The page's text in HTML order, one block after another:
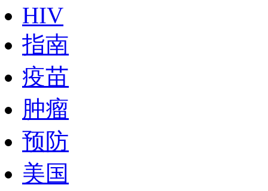
HIV
指南
疫苗
肿瘤
预防
美国